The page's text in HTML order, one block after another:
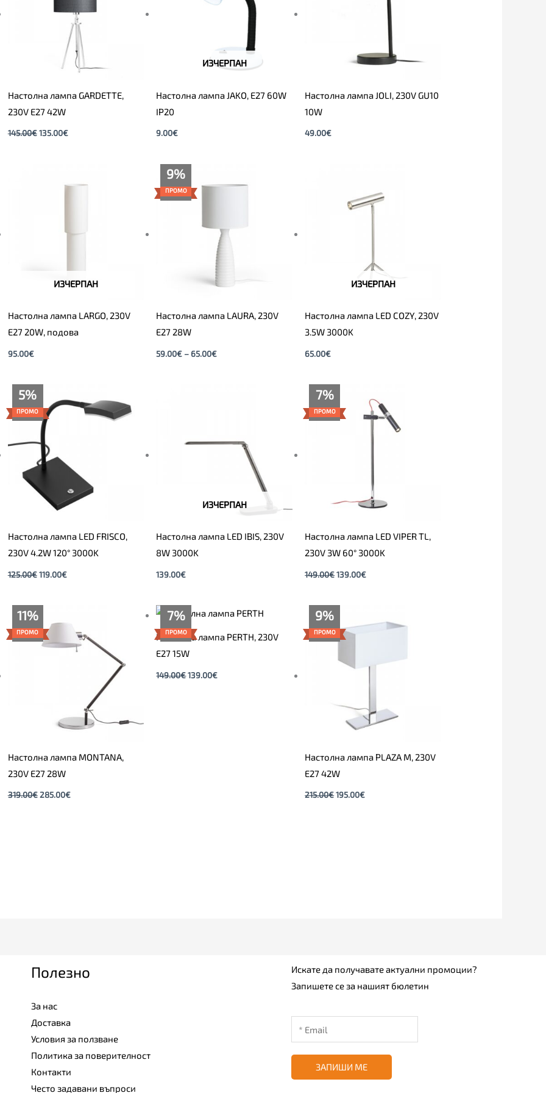
Настолна лампа GARDETTE,
230V E27 42W
145.00€ 135.00€
ИЗЧЕРПАН
Настолна лампа JAKO, Е27 60W
IP20
9.00€
Настолна лампа JOLI, 230V GU10
10W
49.00€
ИЗЧЕРПАН
Настолна лампа LARGO, 230V
E27 20W, подова
95.00€
9%
ПРОМО
Настолна лампа LAURA, 230V
E27 28W
59.00€ – 65.00€
59.00€
ИЗЧЕРПАН
Настолна лампа LED COZY, 230V
3.5W 3000K
65.00€
5%
ПРОМО
Настолна лампа LED FRISCO,
230V 4.2W 120° 3000K
125.00€
price
was:
125.00€.
119.00€
цена
е:
ИЗЧЕРПАН
Настолна лампа LED IBIS, 230V
8W 3000K
139.00€
7%
ПРОМО
Настолна лампа LED VIPER TL,
230V 3W 60° 3000K
149.00€
was:
149.00€.
139.00€
цена
е:
139.00€.
11%
ПРОМО
Настолна лампа MONTANA,
230V E27 28W
319.00€
was:
319.00€.
285.00€
е:
285.00€.
7%
ПРОМО
Настолна лампа PERTH, 230V
E27 15W
149.00€
price
was:
149.00€.
139.00€
Текущата
цена
139.00€.
9%
ПРОМО
Настолна лампа PLAZA M, 230V
E27 42W
215.00€
was:
215.00€.
195.00€
Полезно
За нас
Доставка
Условия за ползване
Политика за поверителност
Контакти
Често задавани въпроси
Искате да получавате актуални промоции?
Запишете се за нашият бюлетин
ЗАПИШИ МЕ